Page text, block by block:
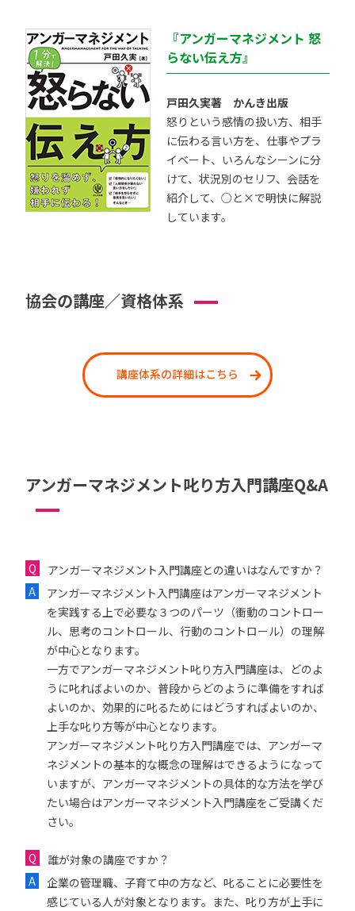
『アンガーマネジメント 怒
らない伝え方』
戸田久実著 かんき出版
怒りという感情の扱い方、相手
に伝わる言い方を、仕事やプラ
イベート、いろんなシーンに分
けて、状況別のセリフ、会話を
紹介して、○と×で明快に解説
しています。
協会の講座／資格体系
講座体系の詳細はこちら
アンガーマネジメント叱り方入門講座Q&A
アンガーマネジメント入門講座との違いはなんですか？
アンガーマネジメント入門講座はアンガーマネジメント
を実践する上で必要な３つのパーツ（衝動のコントロー
ル、思考のコントロール、行動のコントロール）の理解
が中心となります。
一方でアンガーマネジメント叱り方入門講座は、どのよ
うに叱ればよいのか、普段からどのように準備をすれば
よいのか、効果的に叱るためにはどうすればよいのか、
上手な叱り方等が中心となります。
アンガーマネジメント叱り方入門講座では、アンガーマ
ネジメントの基本的な概念の理解はできるようになって
いますが、アンガーマネジメントの具体的な方法を学び
たい場合はアンガーマネジメント入門講座をご受講くだ
さい。
誰が対象の講座ですか？
企業の管理職、子育て中の方など、叱ることに必要性を
感じている人が対象となります。また、叱り方が上手に